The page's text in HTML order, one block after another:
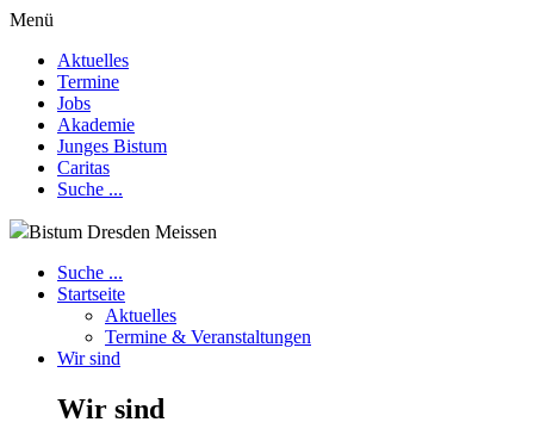
Menü
Aktuelles
Termine
Jobs
Akademie
Junges Bistum
Caritas
Suche ...
Bistum Dresden Meissen
Suche ...
Startseite
Aktuelles
Termine & Veranstaltungen
Wir sind
Wir sind